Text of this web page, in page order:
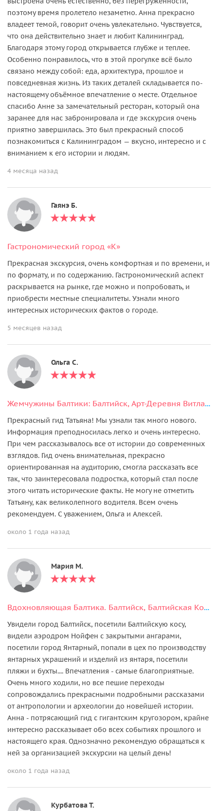
поэтому время пролетело незаметно. Анна прекрасно
владеет темой, говорит очень увлекательно. Чувствуется,
что она действительно знает и любит Калининград.
Благодаря этому город открывается глубже и теплее.
Особенно понравилось, что в этой прогулке всё было
связано между собой: еда, архитектура, прошлое и
повседневная жизнь. Из таких деталей складывается по-
настоящему объёмное впечатление о месте. Отдельное
спасибо Анне за замечательный ресторан, который она
заранее для нас забронировала и где экскурсия очень
приятно завершилась. Это был прекрасный способ
познакомиться с Калининградом — вкусно, интересно и с
вниманием к его истории и людям.
4 месяца назад
Гаянэ Б.
Гастрономический город «К»
Прекрасная экскурсия, очень комфортная и по времени, и
по формату, и по содержанию. Гастрономический аспект
раскрывается на рынке, где можно и попробовать, и
приобрести местные специалитеты. Узнали много
интересных исторических фактов о городе.
5 месяцев назад
Ольга С.
Жемчужины Балтики: Балтийск, Арт-Деревня Витланд, Янтарный и Светлогорск
Прекрасный гид Татьяна! Мы узнали так много нового.
Информация преподносилась легко и очень интересно.
При чем рассказывалось все от истории до современных
взглядов. Гид очень внимательная, прекрасно
ориентированная на аудиторию, смогла рассказать все
так, что заинтересовала подростка, который стал после
этого читать исторические факты. Не могу не отметить
Татьяну, как великолепного водителя. Всем очень
рекомендуем. С уважением, Ольга и Алексей.
около 1 года назад
Мария М.
Вдохновляющая Балтика. Балтийск, Балтийская Коса + Янтарный или Светлогорск на выбор
Увидели город Балтийск, посетили Балтийскую косу,
видели аэродром Нойфен с закрытыми ангарами,
посетили город Янтарный, попали в цех по производству
янтарных украшений и изделий из янтаря, посетили
пляжи и бухты.... Впечатления - самые благоприятные.
Очень много ходили, но все пешие переходы
сопровождались прекрасными подробными рассказами
от антропологии и археологии до новейшей истории.
Анна - потрясающий гид с гигантским кругозором, крайне
интересно рассказывает обо всех событиях прошлого и
настоящего края. Однозначно рекомендую обращаться к
ней за организацией экскурсии на целый день!
около 1 года назад
Курбатова Т.